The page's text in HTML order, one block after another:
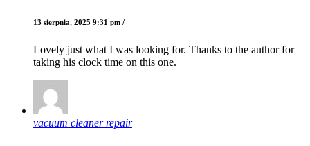
13 sierpnia, 2025 9:31 pm /
Lovely just what I was looking for. Thanks to the author for
taking his clock time on this one.
vacuum cleaner repair